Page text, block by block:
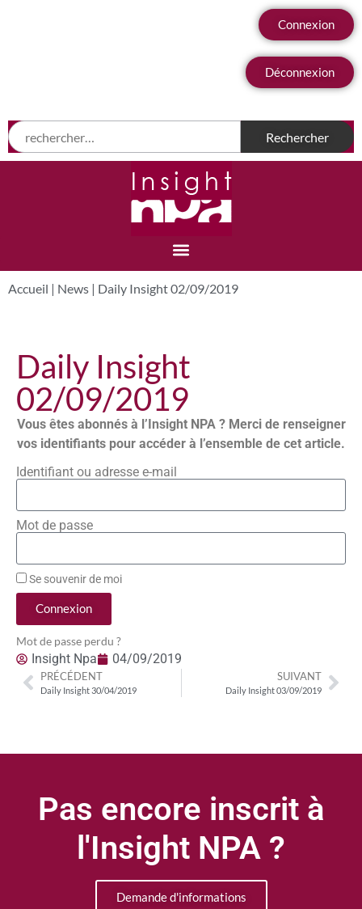
Connexion
Déconnexion
Accueil | News | Daily Insight 02/09/2019
Daily Insight
02/09/2019
Vous êtes abonnés à l’Insight NPA ? Merci de renseigner
vos identifiants pour accéder à l’ensemble de cet article.
Identifiant ou adresse e-mail
Mot de passe
Se souvenir de moi
Connexion
Mot de passe perdu ?
Insight Npa 04/09/2019
PRÉCÉDENT
Daily Insight 30/04/2019
SUIVANT
Daily Insight 03/09/2019
Pas encore inscrit à
l'Insight NPA ?
Demande d'informations